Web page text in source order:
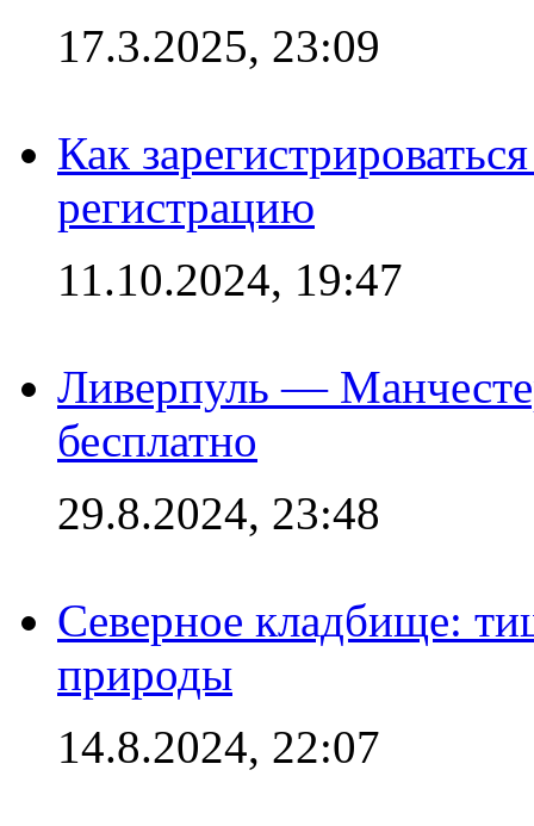
17.3.2025, 23:09
Как
регистрацию
11.10.2024, 19:47
Ливерпуль —
бесплатно
29.8.2024, 23:48
Северное кладбище:
природы
14.8.2024, 22:07